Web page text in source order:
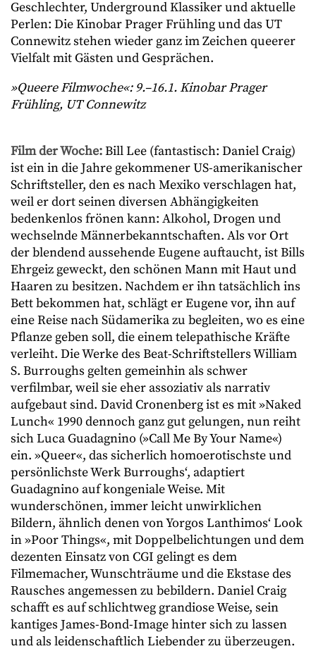
Geschlechter, Underground Klassiker und aktuelle
Perlen: Die Kinobar Prager Frühling und das UT
Connewitz stehen wieder ganz im Zeichen queerer
Vielfalt mit Gästen und Gesprächen.
»Queere Filmwoche«: 9.–16.1. Kinobar Prager
Frühling, UT Connewitz
Film der Woche:Bill Lee (fantastisch: Daniel Craig)
ist ein in die Jahre gekommener US-amerikanischer
Schriftsteller, den es nach Mexiko verschlagen hat,
weil er dort seinen diversen Abhängigkeiten
bedenkenlos frönen kann: Alkohol, Drogen und
wechselnde Männerbekanntschaften. Als vor Ort
der blendend aussehende Eugene auftaucht, ist Bills
Ehrgeiz geweckt, den schönen Mann mit Haut und
Haaren zu besitzen. Nachdem er ihn tatsächlich ins
Bett bekommen hat, schlägt er Eugene vor, ihn auf
eine Reise nach Südamerika zu begleiten, wo es eine
Pflanze geben soll, die einem telepathische Kräfte
verleiht. Die Werke des Beat-Schriftstellers William
S. Burroughs gelten gemeinhin als schwer
verfilmbar, weil sie eher assoziativ als narrativ
aufgebaut sind. David Cronenberg ist es mit »Naked
Lunch« 1990 dennoch ganz gut gelungen, nun reiht
sich Luca Guadagnino (»Call Me By Your Name«)
ein. »Queer«, das sicherlich homoerotischste und
persönlichste Werk Burroughs‘, adaptiert
Guadagnino auf kongeniale Weise. Mit
wunderschönen, immer leicht unwirklichen
Bildern, ähnlich denen von Yorgos Lanthimos‘ Look
in »Poor Things«, mit Doppelbelichtungen und dem
dezenten Einsatz von CGI gelingt es dem
Filmemacher, Wunschträume und die Ekstase des
Rausches angemessen zu bebildern. Daniel Craig
schafft es auf schlichtweg grandiose Weise, sein
kantiges James-Bond-Image hinter sich zu lassen
und als leidenschaftlich Liebender zu überzeugen.